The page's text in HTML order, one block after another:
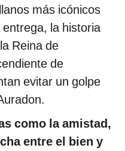
más icónicos
la historia
Reina de
de
evitar un golpe
como la amistad,
entre el bien y